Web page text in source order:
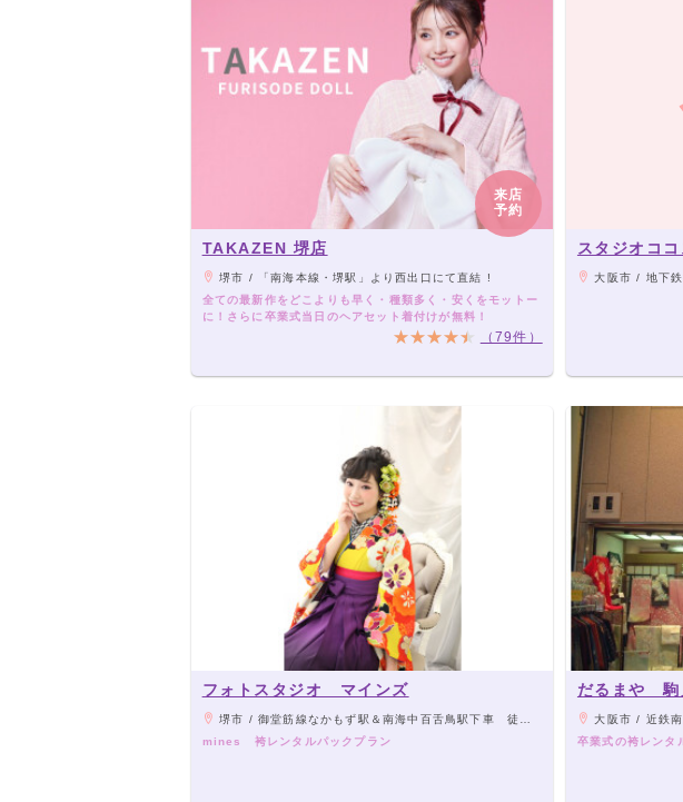
来店
予約
TAKAZEN 堺店
堺市 / 「南海本線・堺駅」より西出口にて直結 !
全ての最新作をどこよりも早く・種類多く・安くをモットー
に！さらに卒業式当日のヘアセット着付けが無料！
（79件）
スタジオコ
大阪市 / 地下
フォトスタジオ マインズ
堺市 / 御堂筋線なかもず駅＆南海中百舌鳥駅下車 徒歩30秒
mines 袴レンタルパックプラン
だるまや 駒
大阪市 / 近鉄南大阪
卒業式の袴レンタ